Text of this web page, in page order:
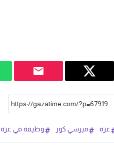
غزة ميرسي كور وظيفة في غزة